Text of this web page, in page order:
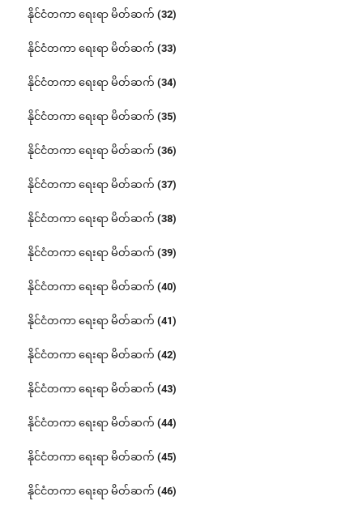
နိုင်ငံတကာ ရေးရာ မိတ်ဆက် (32)
နိုင်ငံတကာ ရေးရာ မိတ်ဆက် (33)
နိုင်ငံတကာ ရေးရာ မိတ်ဆက် (34)
နိုင်ငံတကာ ရေးရာ မိတ်ဆက် (35)
နိုင်ငံတကာ ရေးရာ မိတ်ဆက် (36)
နိုင်ငံတကာ ရေးရာ မိတ်ဆက် (37)
နိုင်ငံတကာ ရေးရာ မိတ်ဆက် (38)
နိုင်ငံတကာ ရေးရာ မိတ်ဆက် (39)
နိုင်ငံတကာ ရေးရာ မိတ်ဆက် (40)
နိုင်ငံတကာ ရေးရာ မိတ်ဆက် (41)
နိုင်ငံတကာ ရေးရာ မိတ်ဆက် (42)
နိုင်ငံတကာ ရေးရာ မိတ်ဆက် (43)
နိုင်ငံတကာ ရေးရာ မိတ်ဆက် (44)
နိုင်ငံတကာ ရေးရာ မိတ်ဆက် (45)
နိုင်ငံတကာ ရေးရာ မိတ်ဆက် (46)